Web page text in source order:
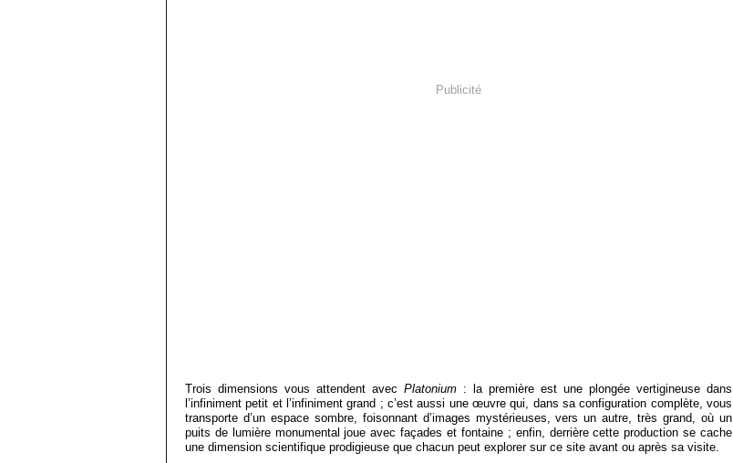
Publicité
Trois dimensions vous attendent avec Platonium : la première est une plongée vertigineuse dans
l’infiniment petit et l’infiniment grand ; c’est aussi une œuvre qui, dans sa configuration complète, vous
transporte d’un espace sombre, foisonnant d’images mystérieuses, vers un autre, très grand, où un
puits de lumière monumental joue avec façades et fontaine ; enfin, derrière cette production se cache
une dimension scientifique prodigieuse que chacun peut explorer sur ce site avant ou après sa visite.